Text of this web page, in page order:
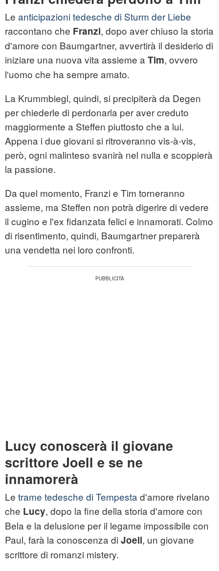
Le anticipazioni tedesche di Sturm der Liebe
raccontano che Franzi, dopo aver chiuso la storia
d'amore con Baumgartner, avvertirà il desiderio di
iniziare una nuova vita assieme a Tim, ovvero
l'uomo che ha sempre amato.
La Krummbiegl, quindi, si precipiterà da Degen
per chiederle di perdonarla per aver creduto
maggiormente a Steffen piuttosto che a lui.
Appena i due giovani si ritroveranno vis-à-vis,
però, ogni malinteso svanirà nel nulla e scoppierà
la passione.
Da quel momento, Franzi e Tim torneranno
assieme, ma Steffen non potrà digerire di vedere
il cugino e l'ex fidanzata felici e innamorati. Colmo
di risentimento, quindi, Baumgartner preparerà
una vendetta nei loro confronti.
Lucy conoscerà il giovane
scrittore Joell e se ne
innamorerà
Le trame tedesche di Tempesta d'amore rivelano
che Lucy, dopo la fine della storia d'amore con
Bela e la delusione per il legame impossibile con
Paul, farà la conoscenza di Joell, un giovane
scrittore di romanzi mistery.